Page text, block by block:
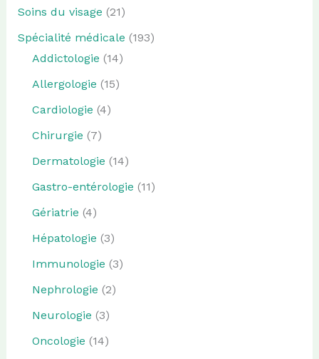
Soins du visage (21)
Spécialité médicale (193)
Addictologie (14)
Allergologie (15)
Cardiologie (4)
Chirurgie (7)
Dermatologie (14)
Gastro-entérologie (11)
Gériatrie (4)
Hépatologie (3)
Immunologie (3)
Nephrologie (2)
Neurologie (3)
Oncologie (14)